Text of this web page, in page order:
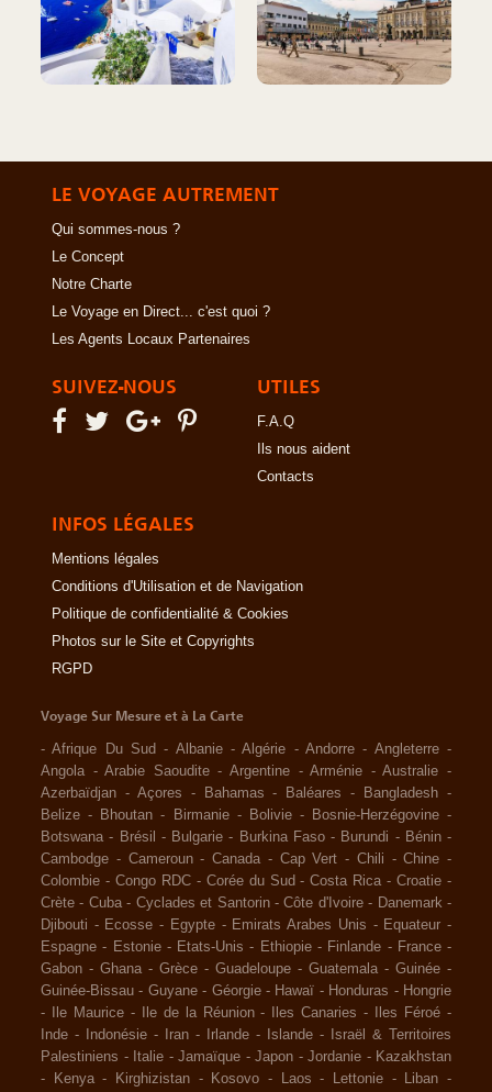
LE VOYAGE AUTREMENT
Qui sommes-nous ?
Le Concept
Notre Charte
Le Voyage en Direct... c'est quoi ?
Les Agents Locaux Partenaires
SUIVEZ-NOUS UTILES
F.A.Q
Ils nous aident
Contacts
INFOS LÉGALES
Mentions légales
Conditions d'Utilisation et de Navigation
Politique de confidentialité & Cookies
Photos sur le Site et Copyrights
RGPD
Voyage Sur Mesure et à La Carte
-Afrique Du Sud - Albanie -Algérie -Andorre - Angleterre -
Angola -Arabie Saoudite -Argentine -Arménie -Australie -
Azerbaïdjan - Açores - Bahamas - Baléares - Bangladesh -
Belize - Bhoutan - Birmanie - Bolivie - Bosnie-Herzégovine -
Botswana - Brésil - Bulgarie - Burkina Faso - Burundi - Bénin -
Cambodge - Cameroun - Canada - Cap Vert - Chili -Chine -
Colombie - Congo RDC - Corée du Sud -Costa Rica -Croatie -
Crète - Cuba - Cyclades et Santorin -Côte d'Ivoire - Danemark -
Djibouti - Ecosse - Egypte - Emirats Arabes Unis - Equateur -
Espagne - Estonie - Etats-Unis - Ethiopie - Finlande - France -
Gabon - Ghana - Grèce - Guadeloupe - Guatemala - Guinée -
Guinée-Bissau - Guyane - Géorgie - Hawaï - Honduras - Hongrie
-
Ile Maurice - Ile de la Réunion - Iles Canaries - Iles Féroé -
Inde - Indonésie - Iran - Irlande - Islande -
Israël & Territoires
Palestiniens - Italie - Jamaïque - Japon - Jordanie - Kazakhstan
-
Kenya - Kirghizistan - Kosovo - Laos - Lettonie - Liban -